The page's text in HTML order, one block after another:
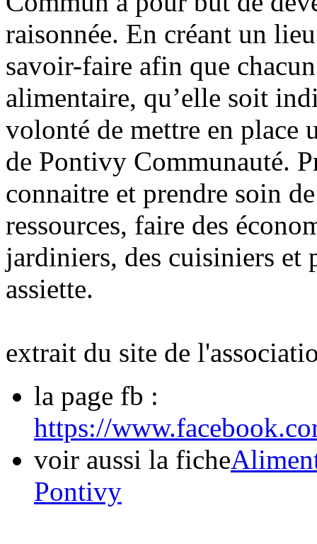
raisonnée. En créant un
savoir-faire afin que
alimentaire, qu’elle soit
volonté de mettre en place
de Pontivy Communauté.
connaitre et prendre soin
ressources, faire des
jardiniers, des cuisiniers et
assiette.
extrait du site de
la page fb :
https://
voir aussi la fiche
Pontivy